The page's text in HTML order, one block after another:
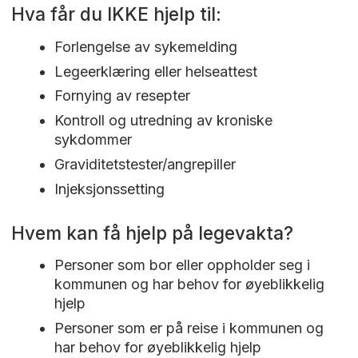
Hva får du IKKE hjelp til:
Forlengelse av sykemelding
Legeerklæring eller helseattest
Fornying av resepter
Kontroll og utredning av kroniske
sykdommer
Graviditetstester/angrepiller
Injeksjonssetting
Hvem kan få hjelp på legevakta?
Personer som bor eller oppholder seg i
kommunen og har behov for øyeblikkelig
hjelp
Personer som er på reise i kommunen og
har behov for øyeblikkelig hjelp